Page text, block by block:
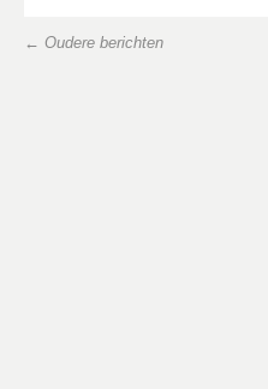
← Oudere berichten